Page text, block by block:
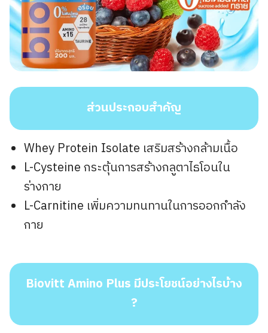
ส่วนประกอบสำคัญ
Whey Protein Isolate เสริมสร้างกล้ามเนื้อ
L-Cysteine กระตุ้นการสร้างกลูตาไธโอนใน
ร่างกาย
L-Carnitine เพิ่มความทนทานในการออกกำลัง
กาย
Biovitt Amino Plus มีประโยชน์อย่างไรบ้าง
?